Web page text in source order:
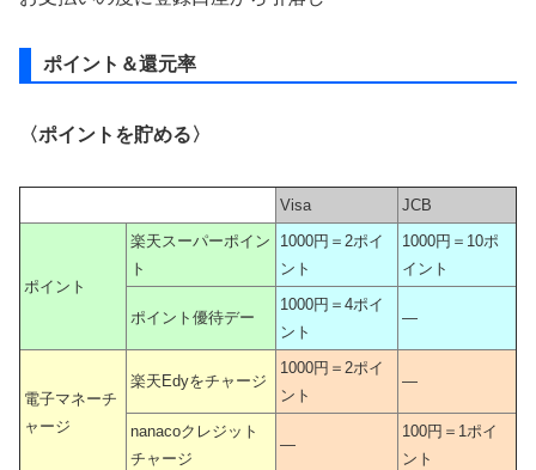
ポイント＆還元率
〈ポイントを貯める〉
Visa JCB
ポイント
楽天スーパーポイン
ト
1000円＝2ポイ
ント
1000円＝10ポ
イント
ポイント優待デー
1000円＝4ポイ
ント
―
電子マネーチ
ャージ
楽天Edyをチャージ
1000円＝2ポイ
ント
―
nanacoクレジット
チャージ
―
100円＝1ポイ
ント